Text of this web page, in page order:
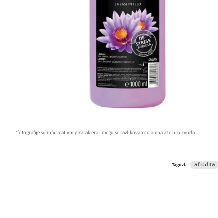
*fotografije su informativnog karaktera i mogu se razlikovati od ambalaže proizvoda
Tagovi: afrodita